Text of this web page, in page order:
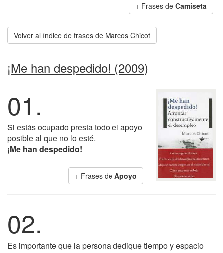
+ Frases de Camiseta
Volver al índice de frases de Marcos Chicot
¡Me han despedido! (2009)
01.
Si estás ocupado presta todo el apoyo
posible al que no lo esté.
¡Me han despedido!
+ Frases de Apoyo
02.
Es importante que la persona dedique tiempo y espacio